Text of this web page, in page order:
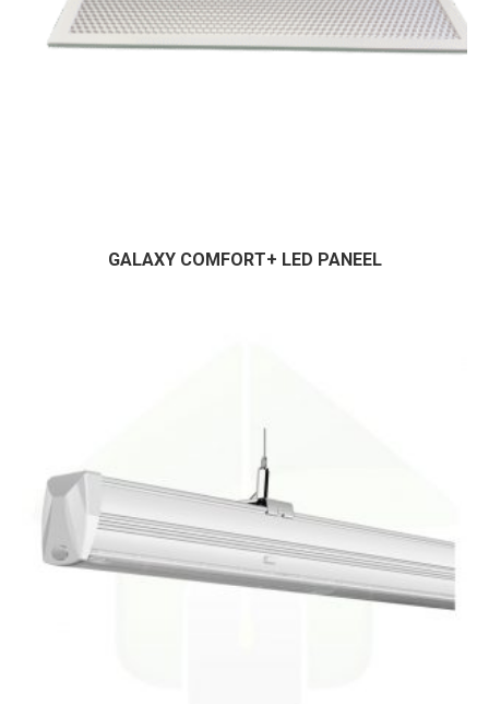
GALAXY COMFORT+ LED PANEEL